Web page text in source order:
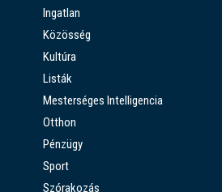
Ingatlan
Közösség
Kultúra
Listák
Mesterséges Intelligencia
Otthon
Pénzügy
Sport
Szórakozás